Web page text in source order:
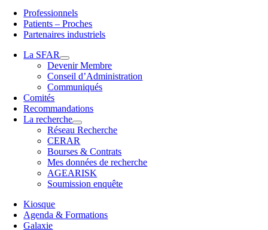
Professionnels
Patients – Proches
Partenaires industriels
La SFAR
Devenir Membre
Conseil d’Administration
Communiqués
Comités
Recommandations
La recherche
Réseau Recherche
CERAR
Bourses & Contrats
Mes données de recherche
AGEARISK
Soumission enquête
Kiosque
Agenda & Formations
Galaxie